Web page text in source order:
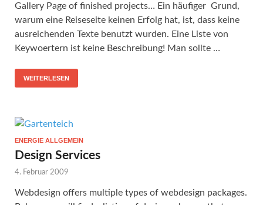
Gallery Page of finished projects… Ein häufiger Grund,
warum eine Reiseseite keinen Erfolg hat, ist, dass keine
ausreichenden Texte benutzt wurden. Eine Liste von
Keywoertern ist keine Beschreibung! Man sollte …
WEITERLESEN
ENERGIE ALLGEMEIN
Design Services
4. Februar 2009
Webdesign offers multiple types of webdesign packages.